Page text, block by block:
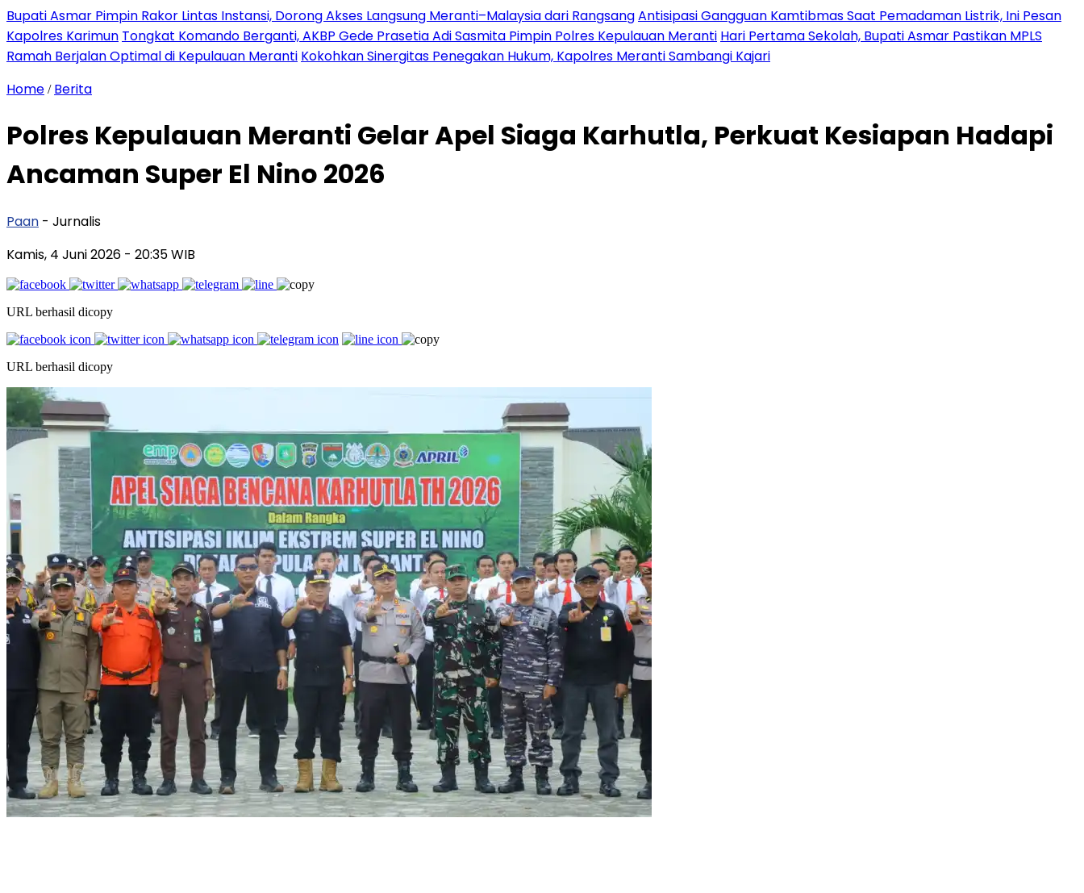
Bupati Asmar Pimpin Rakor Lintas Instansi, Dorong Akses Langsung Meranti–Malaysia dari RangsangAntisipasi Gangguan Kamtibmas Saat Pemadaman Listrik, Ini Pesan
Kapolres Karimun Tongkat Komando Berganti, AKBP Gede Prasetia Adi Sasmita Pimpin Polres Kepulauan Meranti Hari Pertama Sekolah, Bupati Asmar Pastikan MPLS
Ramah Berjalan Optimal di Kepulauan Meranti Kokohkan Sinergitas Penegakan Hukum, Kapolres Meranti Sambangi Kajari
Home / Berita
Polres Kepulauan Meranti Gelar Apel Siaga Karhutla, Perkuat Kesiapan Hadapi
Ancaman Super El Nino 2026
Paan - Jurnalis
Kamis, 4 Juni 2026 - 20:35 WIB
URL berhasil dicopy
URL berhasil dicopy